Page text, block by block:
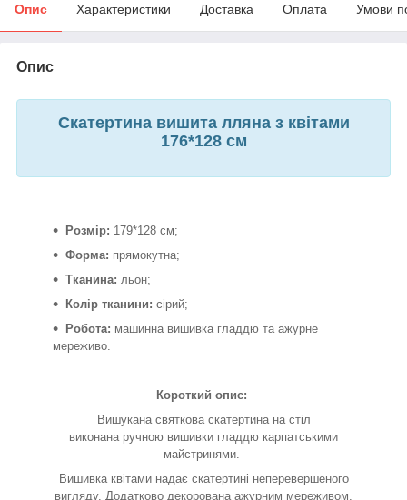
Опис Характеристики Доставка Оплата Умови
Опис
Скатертина вишита лляна з квітами
176*128 см
Розмір: 179*128 см;
Форма: прямокутна;
Тканина: льон;
Колір тканини: сірий;
Робота: машинна вишивка гладдю та ажурне
мереживо.
Короткий опис:
Вишукана святкова скатертина на стіл
виконана ручною вишивки гладдю карпатськими
майстринями.
Вишивка квітами надає скатертині неперевершеного
вигляду. Додатково декорована ажурним мереживом.